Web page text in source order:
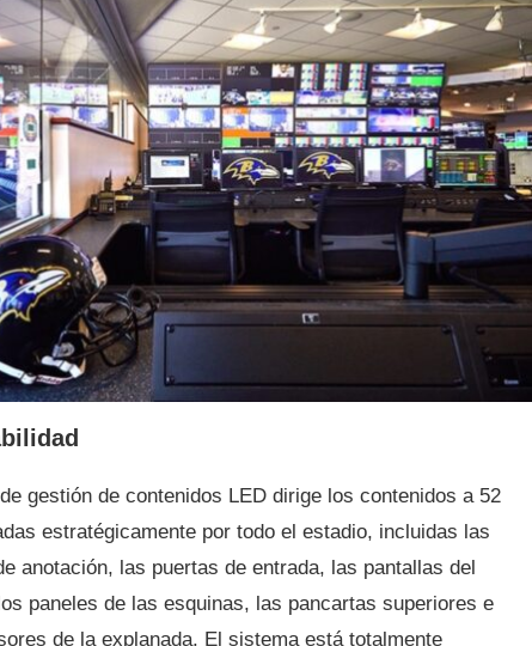
gestión de contenidos LED dirige los contenidos a 52
estratégicamente por todo el estadio, incluidas las
anotación, las puertas de entrada, las pantallas del
paneles de las esquinas, las pancartas superiores e
de la explanada. El sistema está totalmente